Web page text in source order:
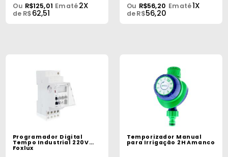
Ou R$125,01 Em até2X
de R$62,51
Ou R$56,20 Em até1X
de R$56,20
Programador Digital
Tempo Industrial 220V
Foxlux
Temporizador Manual
para Irrigação 2H Amanco